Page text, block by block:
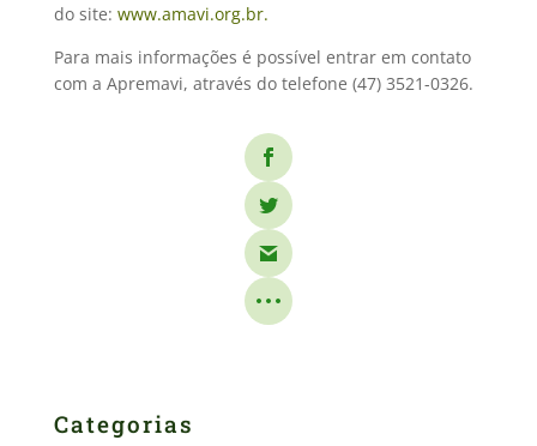
do site: www.amavi.org.br.
Para mais informações é possível entrar em contato
com a Apremavi, através do telefone (47) 3521-0326.
Categorias